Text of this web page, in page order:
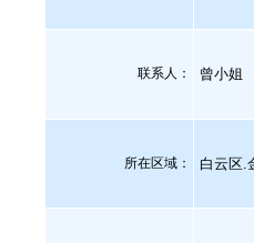
联系人： 曾小姐
所在区域： 白云区.